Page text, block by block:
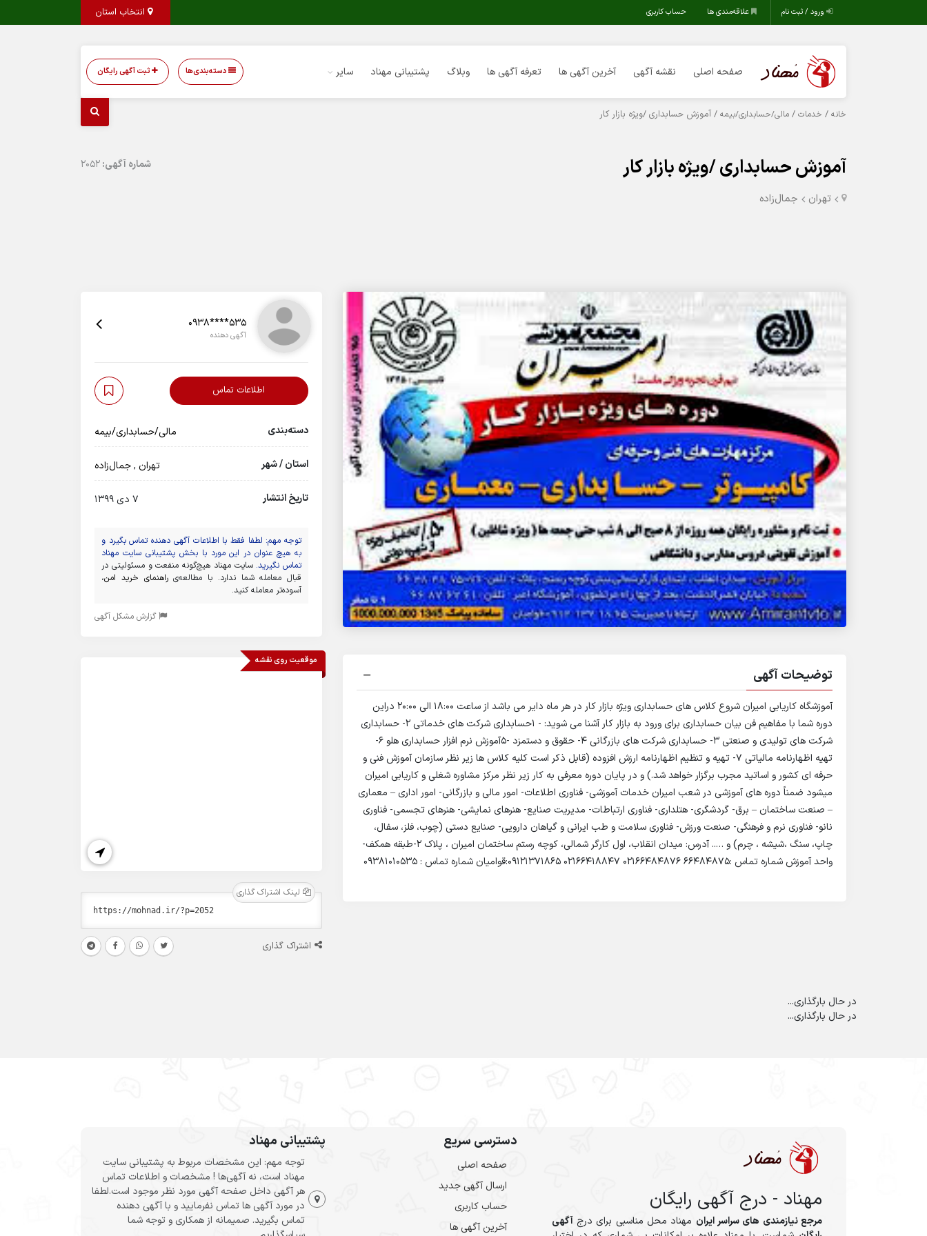
ورود / ثبت نام علاقه‌مندی ها حساب کاربری
صفحه اصلی نقشه آگهی آخرین آگهی ها تعرفه آگهی ها وبلاگ پشتیبانی مهناد سایر دسته‌بندی‌ها ثبت آگهی رایگان
خانه / خدمات / مالی/حسابداری/بیمه / آموزش حسابداری /ویژه بازار کار
آموزش حسابداری /ویژه بازار کار
تهران جمال‌زاده
شماره آگهی:2052
توضیحات آگهی
آموزشگاه کاریابی امیران شروع کلاس های حسابداری ویژه بازار کار در هر ماه دایر می باشد از ساعت 18:00 الی 20:00 دراین
دوره شما با مفاهیم فن بیان حسابداری برای ورود به بازار کار آشنا می شوید: - 1حسابداری شرکت های خدماتی 2- حسابداری
شرکت های تولیدی و صنعتی 3- حسابداری شرکت های بازرگانی 4- حقوق و دستمزد -5آموزش نرم افزار حسابداری هلو 6-
تهیه اظهارنامه مالیاتی 7- تهیه و تنظیم اظهارنامه ارزش افزوده (قابل ذکر است کلیه کلاس ها زیر نظر سازمان آموزش فنی و
حرفه ای کشور و اساتید مجرب برگزار خواهد شد.) و در پایان دوره معرفی به کار زیر نظر مرکز مشاوره شغلی و کاریابی امیران
میشود ضمناً دوره های آموزشی در شعب امیران خدمات آموزشی- فناوری اطلاعات- امور مالی و بازرگانی- امور اداری – معماری
– صنعت ساختمان – برق- گردشگری- هتلداری- فناوری ارتباطات- مدیریت صنایع- هنرهای نمایشی- هنرهای تجسمی- فناوری
نانو- فناوری نرم و فرهنگی- صنعت ورزش- فناوری سلامت و طب ایرانی و گیاهان دارویی- صنایع دستی (چوب، فلز، سفال،
چاپ، سنگ ،شیشه ، چرم) و ….. آدرس: میدان انقلاب، اول کارگر شمالی، کوچه رستم ساختمان امیران ، پلاک 2-طبقه همکف-
واحد آموزش شماره تماس :66484875 02166484876 02166418847 09121371865:قوامیان شماره تماس : 09381010535
0938****535
آگهی دهنده
اطلاعات تماس
دسته‌بندی مالی/حسابداری/بیمه
استان / شهر تهران ,جمال‌زاده
تاریخ انتشار 7 دی 1399
توجه مهم: لطفا فقط با اطلاعات آگهی دهنده تماس بگیرد و
به هیچ عنوان در این مورد با بخش پشتیبانی سایت مهناد
تماس نگیرید. سایت مهناد هیچ‌گونه منفعت و مسئولیتی در
قبال معامله شما ندارد. با مطالعه‌یراهنمای خرید امن،
آسوده‌تر معامله کنید.
گزارش مشکل آگهی
موقعیت روی نقشه
لینک اشتراک گذاری
اشتراک گذاری
در حال بارگذاری...
در حال بارگذاری...
مهناد - درج آگهی رایگان
مرجع نیازمندی های سراسر ایران مهناد محل مناسبی برای درجآگهی
دسترسی سریع
صفحه اصلی
ارسال‌ آگهی جدید
حساب کاربری
آخرین آگهی ها
پشتیبانی مهناد
توجه مهم: این مشخصات مربوط به پشتیبانی سایت
مهناد است، نه آگهی‌ها ! مشخصات و اطلاعات تماس
هر آگهی داخل صفحه آگهی مورد نظر موجود است.لطفا
در مورد آگهی ها تماس نفرمایید و با آگهی دهنده
تماس بگیرید. صمیمانه از همکاری و توجه شما